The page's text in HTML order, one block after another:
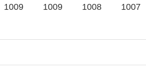
1009 1009 1008 1007